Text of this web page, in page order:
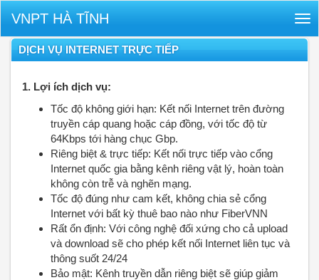
VNPT HÀ TĨNH
DỊCH VỤ INTERNET TRỰC TIẾP
1. Lợi ích dịch vụ:
Tốc độ không giới hạn: Kết nối Internet trên đường
truyền cáp quang hoặc cáp đồng, với tốc độ từ
64Kbps tới hàng chục Gbp.
Riêng biệt & trực tiếp: Kết nối trực tiếp vào cổng
Internet quốc gia bằng kênh riêng vật lý, hoàn toàn
không còn trễ và nghẽn mạng.
Tốc độ đúng như cam kết, không chia sẻ cổng
Internet với bất kỳ thuê bao nào như FiberVNN
Rất ổn định: Với công nghệ đối xứng cho cả upload
và download sẽ cho phép kết nối Internet liên tục và
thông suốt 24/24
Bảo mật: Kênh truyền dẫn riêng biệt sẽ giúp giảm